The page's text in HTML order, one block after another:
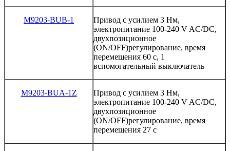
M9203-BUB-1 Привод с усилием 3 Нм,
электропитание 100-240 V AC/DC,
двухпозиционное
(ON/OFF)регулирование, время
перемещения 60 с, 1
вспомогательный выключатель
M9203-BUA-1Z Привод с усилием 3 Нм,
электропитание 100-240 V AC/DC,
двухпозиционное
(ON/OFF)регулирование, время
перемещения 27 с